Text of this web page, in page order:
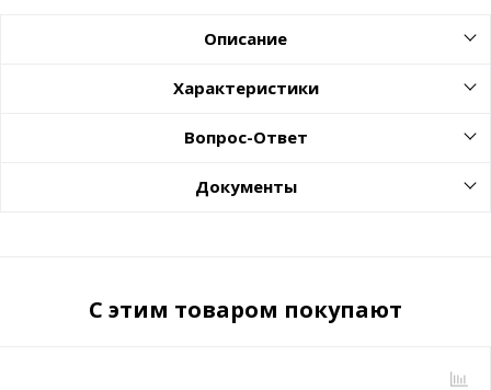
Описание
Характеристики
Вопрос-Ответ
Документы
С этим товаром покупают